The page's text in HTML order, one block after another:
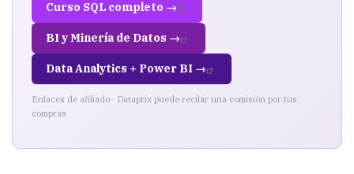
Curso SQL completo →
BI y Minería de Datos →
Data Analytics + Power BI →
Enlaces de afiliado · Dataprix puede recibir una comisión por tus
compras